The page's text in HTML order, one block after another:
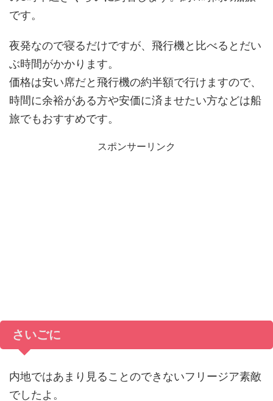
です。
夜発なので寝るだけですが、飛行機と比べるとだい
ぶ時間がかかります。
価格は安い席だと飛行機の約半額で行けますので、
時間に余裕がある方や安価に済ませたい方などは船
旅でもおすすめです。
スポンサーリンク
さいごに
内地ではあまり見ることのできないフリージア素敵
でしたよ。